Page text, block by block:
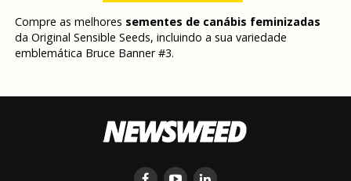
Compre as melhores sementes de canábis feminizadas
da Original Sensible Seeds, incluindo a sua variedade
emblemática Bruce Banner #3.